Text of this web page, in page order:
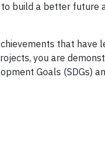
to build a better future
that have
you are
Goals (SDGs)